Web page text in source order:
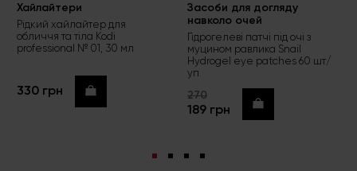
Хайлайтери
Рідкий хайлайтер для
обличчя та тіла Kodi
professional № 01, 30 мл
330 грн Купити
Засоби для догляду
навколо очей
Гідрогелеві патчі під очі з
муцином равлика Snail
Hydrogel eye patches 60 шт/
уп
270
189 грн Купити